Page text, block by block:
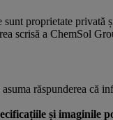
proprietate privată
scrisă a ChemSol
răspunderea că
și imaginile